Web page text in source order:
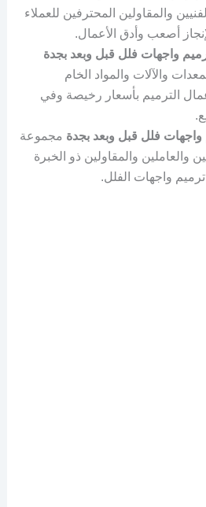
والمقاولين المحترفين للعملاء
أصعب وأدق الأعمال.
واجهات فلل قبل وبعد بجدة
والآلات والمواد الخام
الترميم بأسعار رخيصة وفي
واجهات فلل قبل وبعد بجدة مجموعة
والعاملين والمقاولين ذو الخبرة
واجهات الفلل.